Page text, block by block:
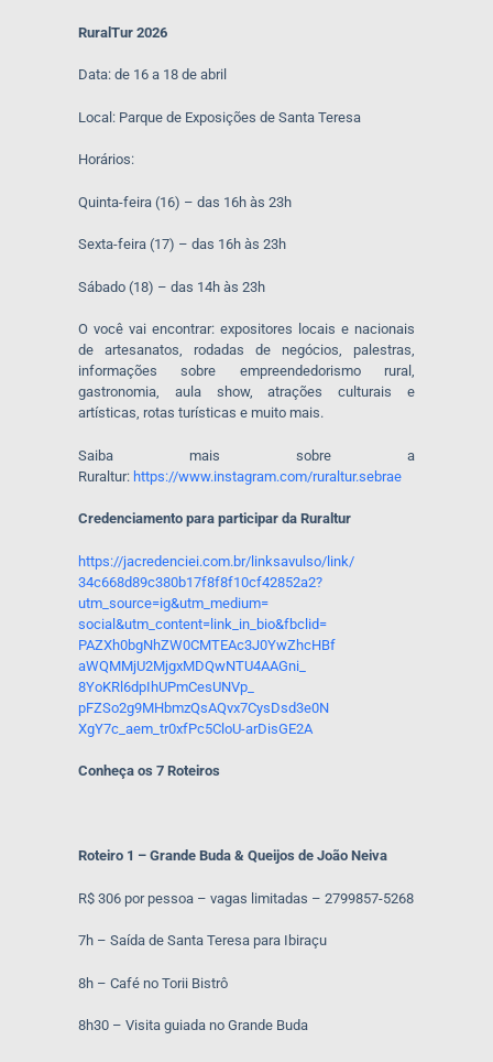
RuralTur 2026
Data: de 16 a 18 de abril
Local: Parque de Exposições de Santa Teresa
Horários:
Quinta-feira (16) – das 16h às 23h
Sexta-feira (17) – das 16h às 23h
Sábado (18) – das 14h às 23h
O você vai encontrar: expositores locais e nacionais
de artesanatos, rodadas de negócios, palestras,
informações sobre empreendedorismo rural,
gastronomia, aula show, atrações culturais e
artísticas, rotas turísticas e muito mais.
Saiba mais sobre a
Ruraltur: https://www.instagram.com/ruraltur.sebrae
Credenciamento para participar da Ruraltur
https://jacredenciei.com.br/linksavulso/link/
34c668d89c380b17f8f8f10cf42852a2?
utm_source=ig&utm_medium=
social&utm_content=link_in_ bio&fbclid=
PAZXh0bgNhZW0CMTEAc3J0YwZhcHBf
aWQMMjU2MjgxMDQwNTU4AAGni_
8YoKRl6dpIhUPmCesUNVp_
pFZSo2g9MHbmzQsAQvx7CysDsd3e0N
XgY7c_aem_tr0xfPc5CloU-arDisGE2A
Conheça os 7 Roteiros
Roteiro 1 – Grande Buda & Queijos de João Neiva
R$ 306 por pessoa – vagas limitadas – 2799857-5268
7h – Saída de Santa Teresa para Ibiraçu
8h – Café no Torii Bistrô
8h30 – Visita guiada no Grande Buda